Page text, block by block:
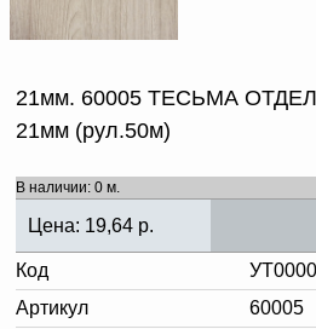
21мм. 60005 ТЕСЬМА
21мм (рул.50м)
В наличии: 0 м.
Цена: 19,64 р.
Код
Артикул
60005